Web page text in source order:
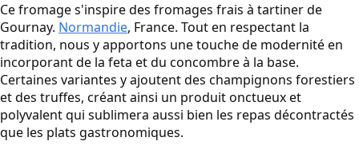
Ce fromage s'inspire des fromages frais à tartiner de
Gournay. Normandie, France. Tout en respectant la
tradition, nous y apportons une touche de modernité en
incorporant de la feta et du concombre à la base.
Certaines variantes y ajoutent des champignons forestiers
et des truffes, créant ainsi un produit onctueux et
polyvalent qui sublimera aussi bien les repas décontractés
que les plats gastronomiques.